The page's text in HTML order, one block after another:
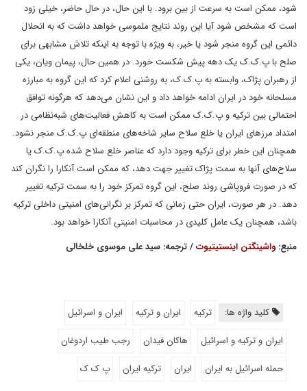
شود، ممکن است به سرعت از بین برود. با این حال، در حال حاضر، خیلی زود
است که مشخص شود آیا این روند نتایج ملموسی خواهد داشت که به انحلال
دائمی این گروه منجر شود یا خیر، به ویژه با توجه به اینکه تلاش مشابهی برای
صلح با پ.ک.ک یک دهه پیش شکست خورد. در همین حال، پیمان ویان، یکی
از رهبران پژاک، وابسته به پ.ک.ک، به روشنی اعلام کرد که این گروه به مبارزه
مسلحانه خود در ایران ادامه خواهد داد و این نشان می‌دهد که هرگونه توافق
احتمالی بین ترکیه و پ.ک.ک ممکن است به کاهش فعالیت‌های شبه‌نظامی در
امتداد مرزهای ایران یا خلع سلاح سایر شاخه‌های منطقه‌ای پ.ک.ک منجر نشود.
همچنان این خطر برای ترکیه وجود دارد که عناصر خلع سلاح شده پ.ک.ک یا
سلاح‌های آنها به سمت پژاک تغییر جهت دهد، که ممکن است آنکارا را نگران کند
که در صورت فروپاشی روند صلح، این گروه تمرکز خود را به سمت ترکیه تغییر
دهد. در هر صورت، ایران حتی زمانی که تمرکز بر نگرانی‌های امنیتی داخلی ترکیه
باشد، همچنان یک عامل کلیدی در محاسبات امنیتی آنکارا خواهد بود.
منبع:واشینگتن اینستیتیوت/ ترجمه: سید علی موسوی خلخالی
کلید واژه ها: ترکیه ایران و ترکیه
ایران و اسرائیل
ایران و ترکیه و اسرائیل
هاکان فیدان
رجب طیب اردوغان
حمله اسرائیل به ایران
ایران ترکیه ایران پ ک ک